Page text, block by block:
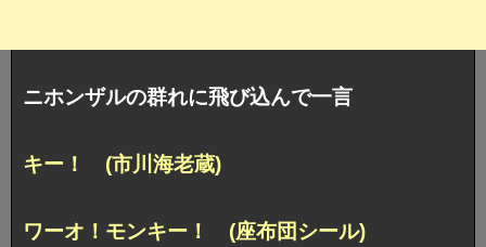
ニホンザルの群れに飛び込んで一言
キー！ (市川海老蔵)
ワーオ！モンキー！ (座布団シール)